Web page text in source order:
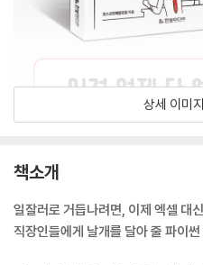
상세 이미
책소개
일잘러로 거듭나려면, 이제 엑셀 대
직장인들에게 날개를 달아 줄 파이